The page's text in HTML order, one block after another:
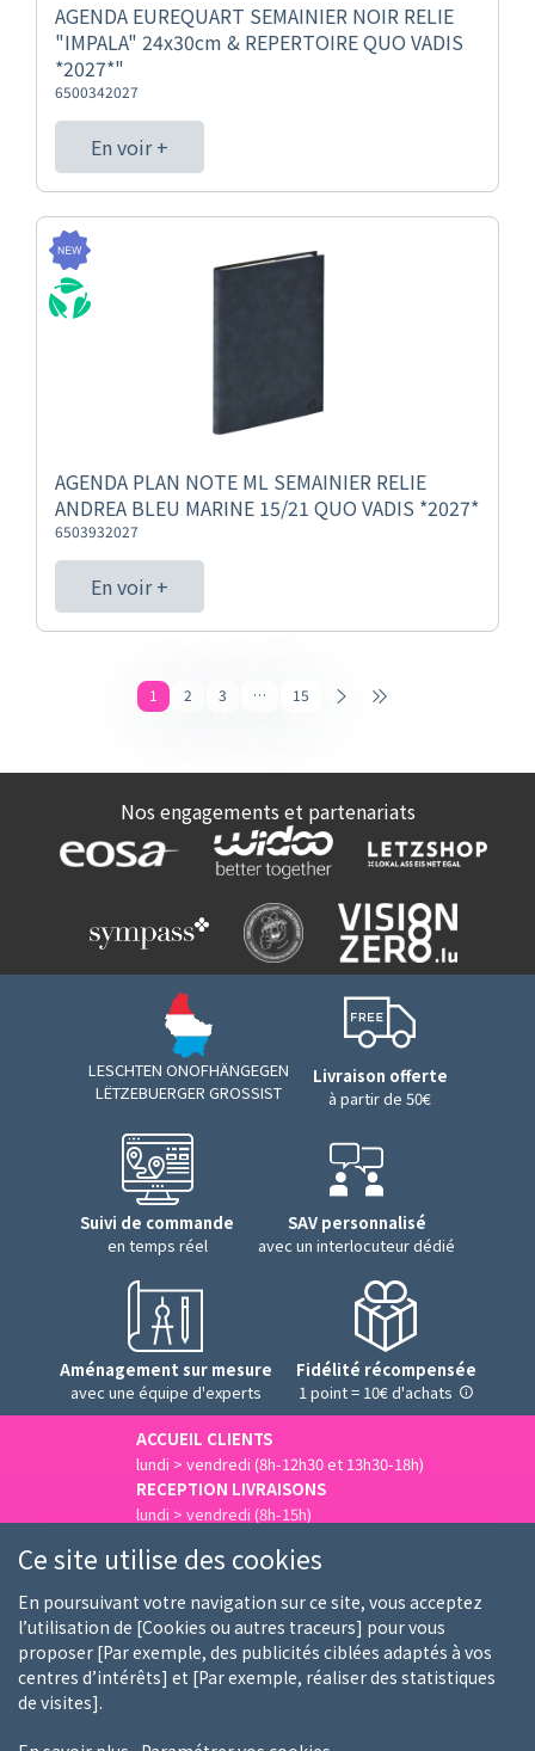
AGENDA EUREQUART SEMAINIER NOIR RELIE
"IMPALA" 24x30cm & REPERTOIRE QUO VADIS
*2027*"
6500342027
En voir +
AGENDA PLAN NOTE ML SEMAINIER RELIE
ANDREA BLEU MARINE 15/21 QUO VADIS *2027*
6503932027
En voir +
1 2 3 … 15
Nos engagements et partenariats
LESCHTEN ONOFHÄNGEGEN
LËTZEBUERGER GROSSIST
Livraison offerte
à partir de 50€
Suivi de commande
en temps réel
SAV personnalisé
avec un interlocuteur dédié
Aménagement sur mesure
avec une équipe d'experts
Fidélité récompensée
1 point = 10€ d'achats
ACCUEIL CLIENTS
lundi > vendredi (8h-12h30 et 13h30-18h)
RECEPTION LIVRAISONS
lundi > vendredi (8h-15h)
Qui sommes-nous Nos clients
Nos marques
Ce site utilise des cookies
En poursuivant votre navigation sur ce site, vous acceptez
l’utilisation de [Cookies ou autres traceurs] pour vous
proposer [Par exemple, des publicités ciblées adaptés à vos
centres d’intérêts] et [Par exemple, réaliser des statistiques
de visites].